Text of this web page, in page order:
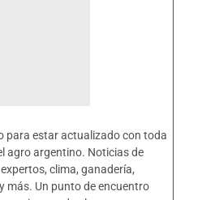
para estar actualizado con toda
agro argentino. Noticias de
clima, ganadería,
más. Un punto de encuentro